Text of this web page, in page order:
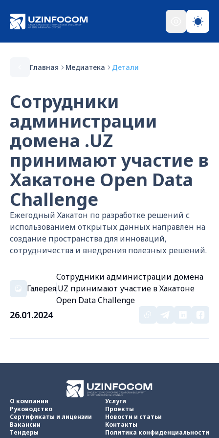
Главная Медиатека Детали
Сотрудники
администрации
домена .UZ
принимают участие в
Хакатоне Open Data
Challenge
Ежегодный Хакатон по разработке решений с
использованием открытых данных направлен на
создание пространства для инноваций,
сотрудничества и внедрения полезных решений.
Галерея
Сотрудники администрации домена
.UZ принимают участие в Хакатоне
Open Data Challenge
26.01.2024
О компании
Руководство
Сертификаты и лицензии
Вакансии
Тендеры
Услуги
Проекты
Новости и статьи
Контакты
Политика конфиденциальности